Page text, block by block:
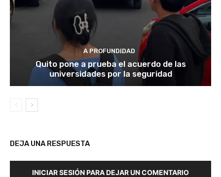
A PROFUNDIDAD
Quito pone a prueba el acuerdo de las
universidades por la seguridad
DEJA UNA RESPUESTA
INICIAR SESIÓN PARA DEJAR UN COMENTARIO